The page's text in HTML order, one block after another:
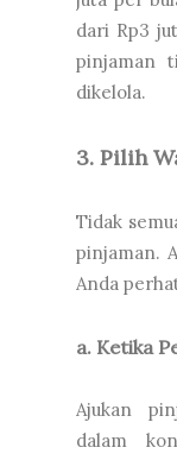
dari Rp3
pinjaman
dikelola.
3. Pilih
Tidak
pinjaman.
Anda
a. Ketika
Ajukan
dalam